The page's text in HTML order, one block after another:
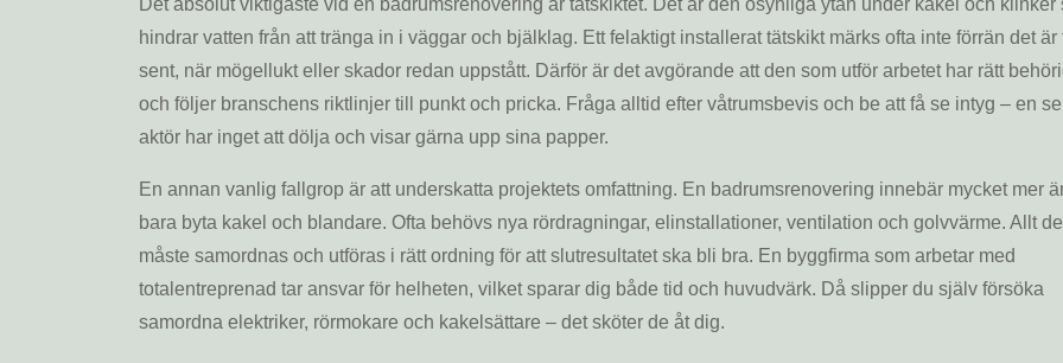
Det absolut viktigaste vid en badrumsrenovering är tätskiktet. Det är den osynliga ytan under kakel och klinker
hindrar vatten från att tränga in i väggar och bjälklag. Ett felaktigt installerat tätskikt märks ofta inte förrän det är
sent, när mögellukt eller skador redan uppstått. Därför är det avgörande att den som utför arbetet har rätt
och följer branschens riktlinjer till punkt och pricka. Fråga alltid efter våtrumsbevis och be att få se intyg – en
aktör har inget att dölja och visar gärna upp sina papper.
En annan vanlig fallgrop är att underskatta projektets omfattning. En badrumsrenovering innebär mycket mer
bara byta kakel och blandare. Ofta behövs nya rördragningar, elinstallationer, ventilation och golvvärme. Allt
måste samordnas och utföras i rätt ordning för att slutresultatet ska bli bra. En byggfirma som arbetar med
totalentreprenad tar ansvar för helheten, vilket sparar dig både tid och huvudvärk. Då slipper du själv försöka
samordna elektriker, rörmokare och kakelsättare – det sköter de åt dig.